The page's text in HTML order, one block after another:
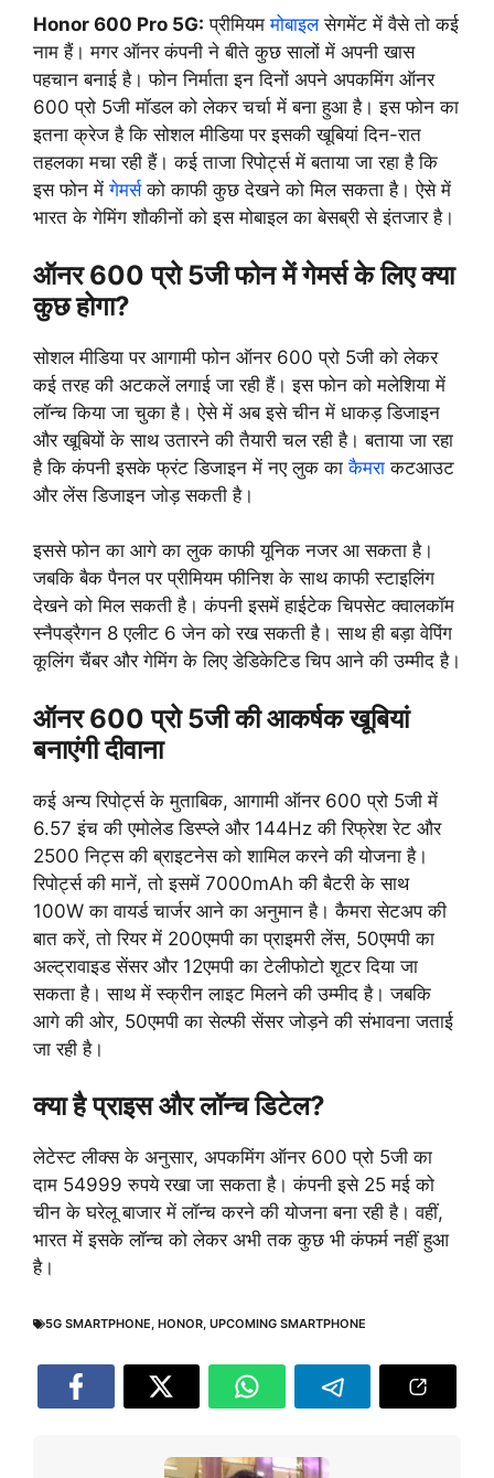
Honor 600 Pro 5G: प्रीमियममोबाइलसेगमेंट में वैसे तो कई
नाम हैं। मगर ऑनर कंपनी ने बीते कुछ सालों में अपनी खास
पहचान बनाई है। फोन निर्माता इन दिनों अपने अपकमिंग ऑनर
600 प्रो 5जी मॉडल को लेकर चर्चा में बना हुआ है। इस फोन का
इतना क्रेज है कि सोशल मीडिया पर इसकी खूबियां दिन-रात
तहलका मचा रही हैं। कई ताजा रिपोर्ट्स में बताया जा रहा है कि
इस फोन मेंगेमर्सको काफी कुछ देखने को मिल सकता है। ऐसे में
भारत के गेमिंग शौकीनों को इस मोबाइल का बेसब्री से इंतजार है।
ऑनर 600 प्रो 5जी फोन में गेमर्स के लिए क्या
कुछ होगा?
सोशल मीडिया पर आगामी फोन ऑनर 600 प्रो 5जी को लेकर
कई तरह की अटकलें लगाई जा रही हैं। इस फोन को मलेशिया में
लॉन्च किया जा चुका है। ऐसे में अब इसे चीन में धाकड़ डिजाइन
और खूबियों के साथ उतारने की तैयारी चल रही है। बताया जा रहा
है कि कंपनी इसके फ्रंट डिजाइन में नए लुक काकैमरा कटआउट
और लेंस डिजाइन जोड़ सकती है।
इससे फोन का आगे का लुक काफी यूनिक नजर आ सकता है।
जबकि बैक पैनल पर प्रीमियम फीनिश के साथ काफी स्टाइलिंग
देखने को मिल सकती है। कंपनी इसमें हाईटेक चिपसेट क्वालकॉम
स्नैपड्रैगन 8 एलीट 6 जेन को रख सकती है। साथ ही बड़ा वेपिंग
कूलिंग चैंबर और गेमिंग के लिए डेडिकेटिड चिप आने की उम्मीद है।
ऑनर 600 प्रो 5जी की आकर्षक खूबियां
बनाएंगी दीवाना
कई अन्य रिपोर्ट्स के मुताबिक, आगामी ऑनर 600 प्रो 5जी में
6.57 इंच की एमोलेड डिस्प्ले और 144Hz की रिफ्रेश रेट और
2500 निट्स की ब्राइटनेस को शामिल करने की योजना है।
रिपोर्ट्स की मानें, तो इसमें 7000mAh की बैटरी के साथ
100W का वायर्ड चार्जर आने का अनुमान है। कैमरा सेटअप की
बात करें, तो रियर में 200एमपी का प्राइमरी लेंस, 50एमपी का
अल्ट्रावाइड सेंसर और 12एमपी का टेलीफोटो शूटर दिया जा
सकता है। साथ में स्क्रीन लाइट मिलने की उम्मीद है। जबकि
आगे की ओर, 50एमपी का सेल्फी सेंसर जोड़ने की संभावना जताई
जा रही है।
क्या है प्राइस और लॉन्च डिटेल?
लेटेस्ट लीक्स के अनुसार, अपकमिंग ऑनर 600 प्रो 5जी का
दाम 54999 रुपये रखा जा सकता है। कंपनी इसे 25 मई को
चीन के घरेलू बाजार में लॉन्च करने की योजना बना रही है। वहीं,
भारत में इसके लॉन्च को लेकर अभी तक कुछ भी कंफर्म नहीं हुआ
है।
5G SMARTPHONE, HONOR, UPCOMING SMARTPHONE